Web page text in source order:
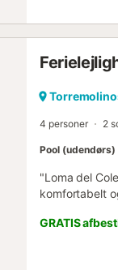
4 personer 2
Pool (udendørs)
"Loma del
komfortabelt
(ovn,
benyttelse:
GRATIS